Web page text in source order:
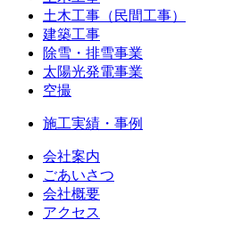
土木工事（民間工事）
建築工事
除雪・排雪事業
太陽光発電事業
空撮
施工実績・事例
会社案内
ごあいさつ
会社概要
アクセス